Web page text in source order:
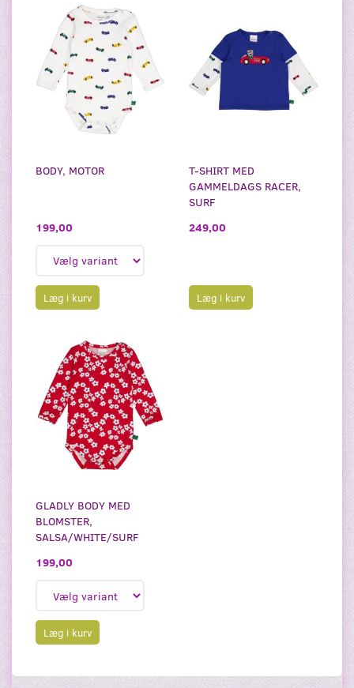
BODY, MOTOR
199,00
Læg i kurv
T-SHIRT MED
GAMMELDAGS RACER,
SURF
249,00
Læg i kurv
GLADLY BODY MED
BLOMSTER,
SALSA/WHITE/SURF
199,00
Læg i kurv